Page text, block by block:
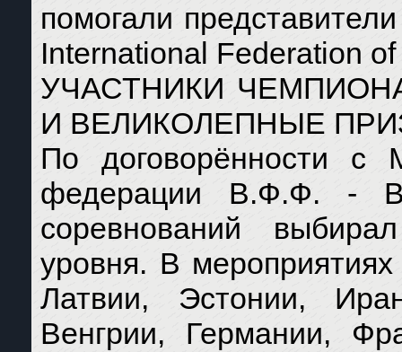
помогали
International Federation
УЧАСТНИКИ
И ВЕЛИКОЛЕПНЫЕ
По договорённости
федерации В.Ф.Ф. -
соревнований
уровня. В
Латвии, Эстонии,
Венгрии, Германии,